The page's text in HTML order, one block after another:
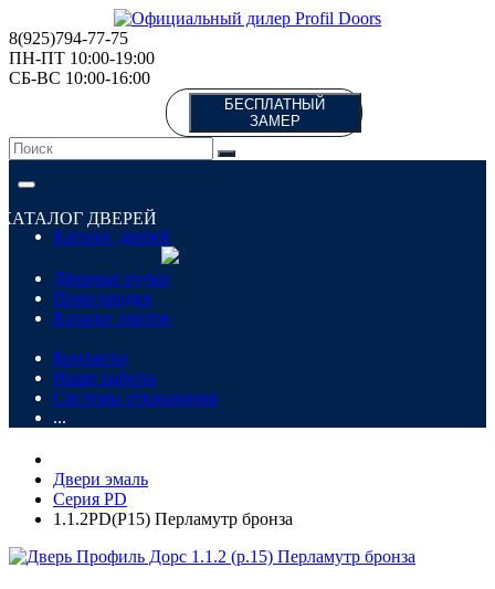
8(925)794-77-75
ПН-ПТ 10:00-19:00
СБ-ВС 10:00-16:00
БЕСПЛАТНЫЙ
ЗАМЕР
КАТАЛОГ ДВЕРЕЙ
Каталог дверей
Дверные ручки
Перегородки
Каталог цветов
Контакты
Наши работы
Системы открывания
...
Двери эмаль
Серия PD
1.1.2PD(Р15) Перламутр бронза